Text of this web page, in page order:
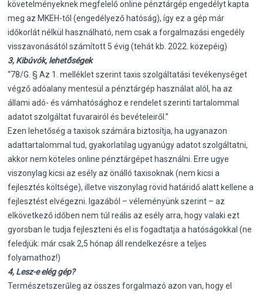
követelményeknek megfelelő online pénztárgép engedélyt kapta
meg az MKEH-től (engedélyező hatóság), így ez a gép már
időkorlát nélkül használható, nem csak a forgalmazási engedély
visszavonásától számított 5 évig (tehát kb. 2022. közepéig)
3, Kibúvók, lehetőségek
“78/G. § Az 1. melléklet szerint taxis szolgáltatási tevékenységet
végző adóalany mentesül a pénztárgép használat alól, ha az
állami adó- és vámhatósághoz e rendelet szerinti tartalommal
adatot szolgáltat fuvarairól és bevételeiről.”
Ezen lehetőség a taxisok számára biztosítja, ha ugyanazon
adattartalommal tud, gyakorlatilag ugyanúgy adatot szolgáltatni,
akkor nem köteles online pénztárgépet használni. Erre ugye
viszonylag kicsi az esély az önálló taxisoknak (nem kicsi a
fejlesztés költsége), illetve viszonylag rövid határidő alatt kellene a
fejlesztést elvégezni. Igazából – véleményünk szerint – az
elkövetkező időben nem túl reális az esély arra, hogy valaki ezt
gyorsban le tudja fejleszteni és el is fogadtatja a hatóságokkal (ne
feledjük: már csak 2,5 hónap áll rendelkezésre a teljes
folyamathoz!)
4, Lesz-e elég gép?
Természetszerűleg az összes forgalmazó azon van, hogy el